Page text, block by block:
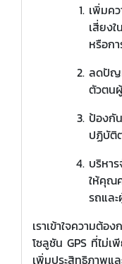
เพิ่มค
เสี่ยง
หรือก
ลดปัญ
ตัวตน
ป้องกั
ปฏิบัติ
บริหา
ให้คุณ
รถแล
เราเข้าใจความต้
โซลูชัน GPS ที่ไม่
เพิ่มประสิทธิภาพแ